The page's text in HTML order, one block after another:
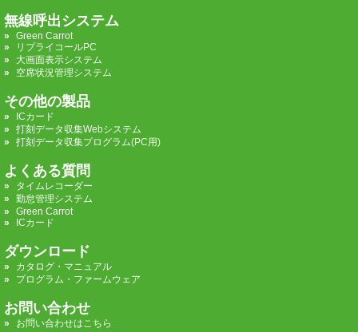
無線呼出システム
Green Carrot
リプライコールPC
大画面表示システム
空席状況管理システム
その他の製品
ICカード
打刻データ収集Webシステム
打刻データ収集プログラム(PC用)
よくある質問
タイムレコーダー
勤怠管理システム
Green Carrot
ICカード
ダウンロード
カタログ・マニュアル
プログラム・ファームウェア
お問い合わせ
お問い合わせはこちら